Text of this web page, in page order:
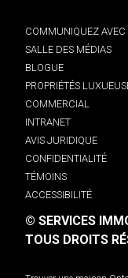
COMMUNIQUEZ AVEC
SALLE DES MÉDIAS
BLOGUE
PROPRIÉTÉS
COMMERCIAL
INTRANET
AVIS JURIDIQUE
CONFIDENTIALITÉ
TÉMOINS
ACCESSIBILITÉ
© SERVICES
TOUS DROITS